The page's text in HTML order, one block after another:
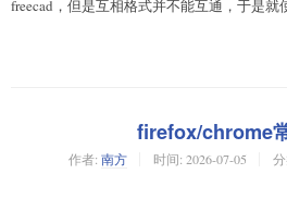
freecad，但是互相格式并不能互通，于是就
firefox/chrome
作者: 南方 时间: 2026-07-05